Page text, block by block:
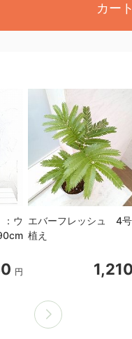
カー
：ウ
円
エバーフレッシュ 4
植え
1,210